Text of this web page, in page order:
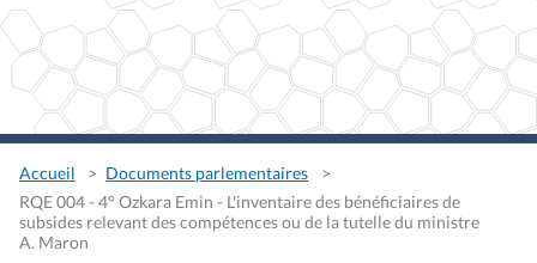
Accueil
Documents parlementaires
RQE 004 - 4° Ozkara Emin - L'inventaire des bénéficiaires de
subsides relevant des compétences ou de la tutelle du ministre
A. Maron